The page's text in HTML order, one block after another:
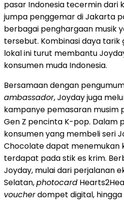
pasar Indonesia tecermin dari
jumpa penggemar di Jakarta
berbagai penghargaan musik
tersebut. Kombinasi daya tarik
lokal ini turut membantu
konsumen muda Indonesia.
Bersamaan dengan
ambassador, Joyday juga
kampanye pemasaran musim
Gen Z pencinta K-pop. Dalam
konsumen yang membeli seri
Chocolate dapat menemukan
terdapat pada stik es krim.
Joyday, mulai dari perjalanan
Selatan,photocard
voucherdompet digital, hingga